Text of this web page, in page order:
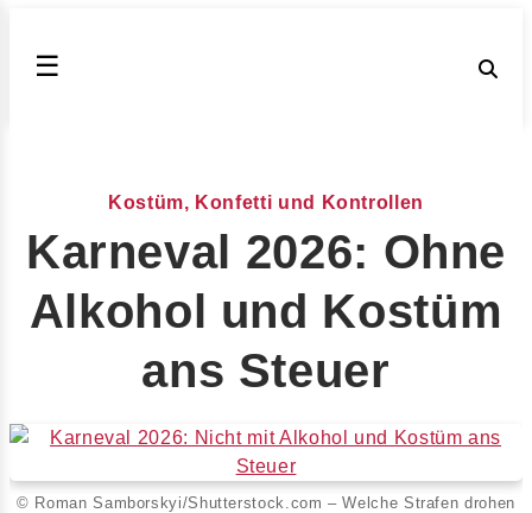
☰
Kostüm, Konfetti und Kontrollen
Karneval 2026: Ohne
Alkohol und Kostüm
ans Steuer
© Roman Samborskyi/Shutterstock.com – Welche Strafen drohen